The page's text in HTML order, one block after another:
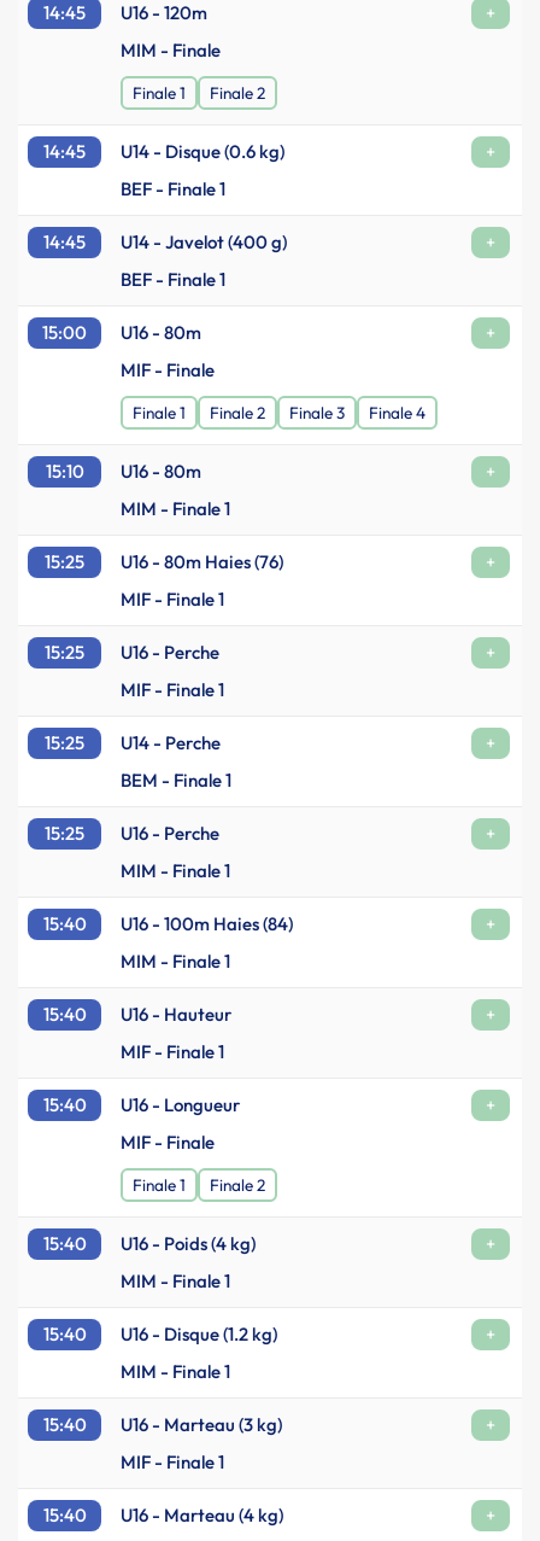
14:45 U16 - 120m
+
MIM - Finale
Finale 1 Finale 2
14:45 U14 - Disque (0.6 kg)
+
BEF - Finale 1
14:45 U14 - Javelot (400 g)
+
BEF - Finale 1
15:00 U16 - 80m
+
MIF - Finale
Finale 1 Finale 2 Finale 3 Finale 4
15:10 U16 - 80m
+
MIM - Finale 1
15:25 U16 - 80m Haies (76)
+
MIF - Finale 1
15:25 U16 - Perche
+
MIF - Finale 1
15:25 U14 - Perche
+
BEM - Finale 1
15:25 U16 - Perche
+
MIM - Finale 1
15:40 U16 - 100m Haies (84)
+
MIM - Finale 1
15:40 U16 - Hauteur
+
MIF - Finale 1
15:40 U16 - Longueur
+
MIF - Finale
Finale 1 Finale 2
15:40 U16 - Poids (4 kg)
+
MIM - Finale 1
15:40 U16 - Disque (1.2 kg)
+
MIM - Finale 1
15:40 U16 - Marteau (3 kg)
+
MIF - Finale 1
15:40 U16 - Marteau (4 kg) +